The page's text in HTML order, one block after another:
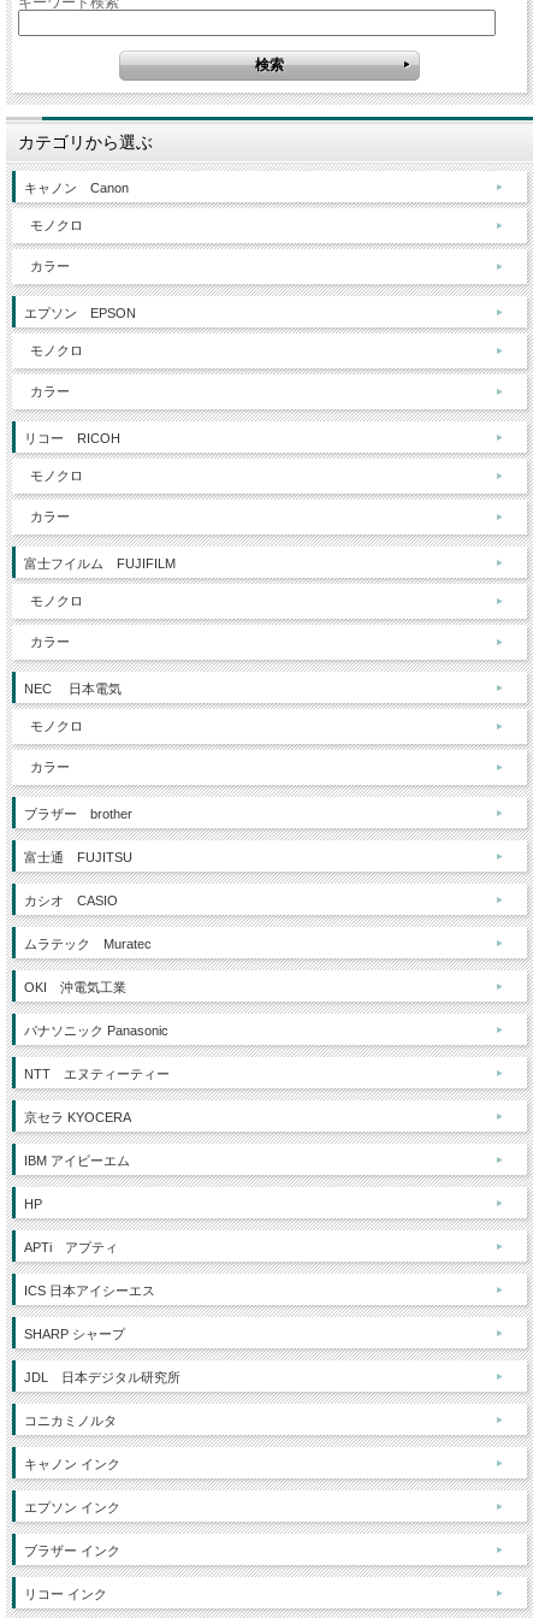
カテゴリから選ぶ
キャノン Canon
モノクロ
カラー
エプソン EPSON
モノクロ
カラー
リコー RICOH
モノクロ
カラー
富士フイルム FUJIFILM
モノクロ
カラー
NEC 日本電気
モノクロ
カラー
ブラザー brother
富士通 FUJITSU
カシオ CASIO
ムラテック Muratec
OKI 沖電気工業
パナソニック Panasonic
NTT エヌティーティー
京セラ KYOCERA
IBM アイビーエム
HP
APTi アプティ
ICS 日本アイシーエス
SHARP シャープ
JDL 日本デジタル研究所
コニカミノルタ
キャノン インク
エプソン インク
ブラザー インク
リコー インク